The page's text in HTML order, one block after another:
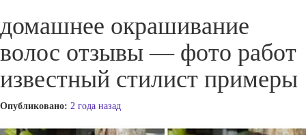
домашнее окрашивание
волос отзывы — фото работ
известный стилист примеры
Опубликовано: 2 года назад